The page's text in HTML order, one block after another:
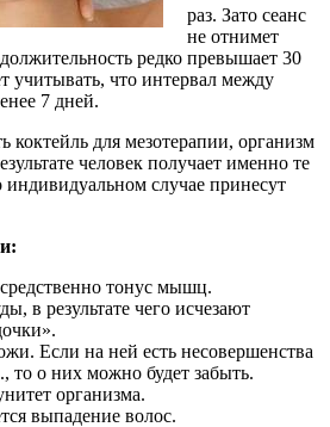
раз. Зато сеанс
не отнимет
редко превышает 30
учитывать, что интервал между
7 дней.
коктейль для мезотерапии, организм
человек получает именно те
индивидуальном случае принесут
тонус мышц.
в результате чего исчезают
Если на ней есть несовершенства
то о них можно будет забыть.
организма.
выпадение волос.